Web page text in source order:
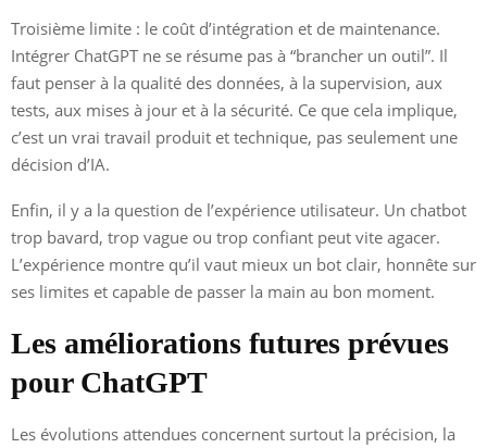
Troisième limite : le coût d’intégration et de maintenance.
Intégrer ChatGPT ne se résume pas à “brancher un outil”. Il
faut penser à la qualité des données, à la supervision, aux
tests, aux mises à jour et à la sécurité. Ce que cela implique,
c’est un vrai travail produit et technique, pas seulement une
décision d’IA.
Enfin, il y a la question de l’expérience utilisateur. Un chatbot
trop bavard, trop vague ou trop confiant peut vite agacer.
L’expérience montre qu’il vaut mieux un bot clair, honnête sur
ses limites et capable de passer la main au bon moment.
Les améliorations futures prévues
pour ChatGPT
Les évolutions attendues concernent surtout la précision, la